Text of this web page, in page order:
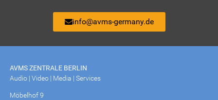
info@avms-germany.de
AVMS ZENTRALE BERLIN
Audio | Video | Media | Services
Möbelhof 9